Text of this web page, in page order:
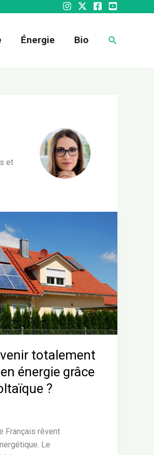
Énergie Bio
et
totalement
énergie grâce
?
Français rêvent
Le